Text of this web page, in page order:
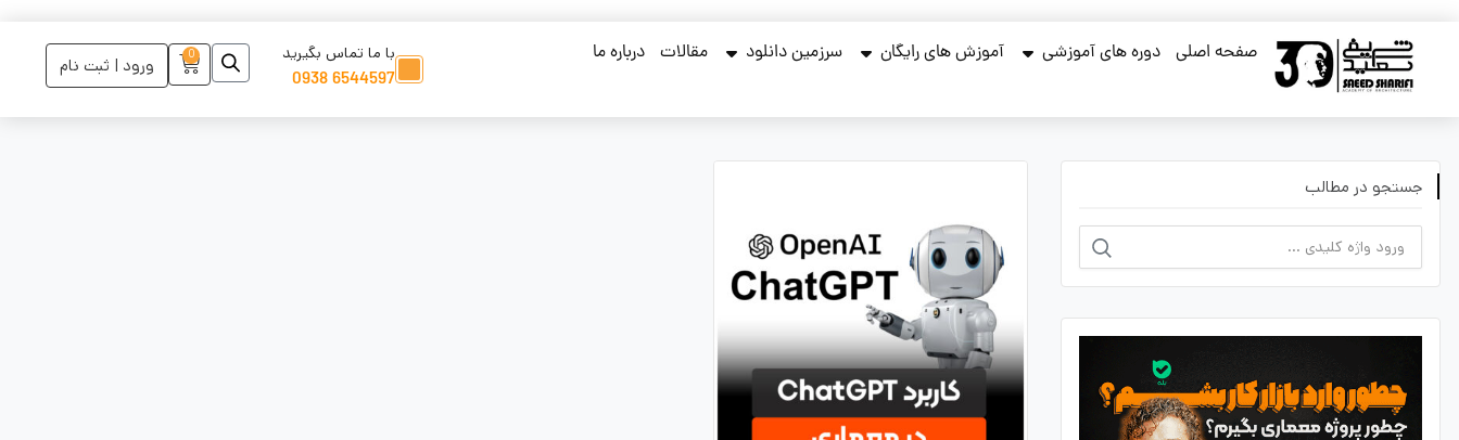
صفحه اصلی دوره های آموزشی آموزش های رایگان سرزمین دانلود مقالات درباره ما ورود | ثبت نام 0 با ما تماس بگیرید
6544597 0938
جستجو در مطالب